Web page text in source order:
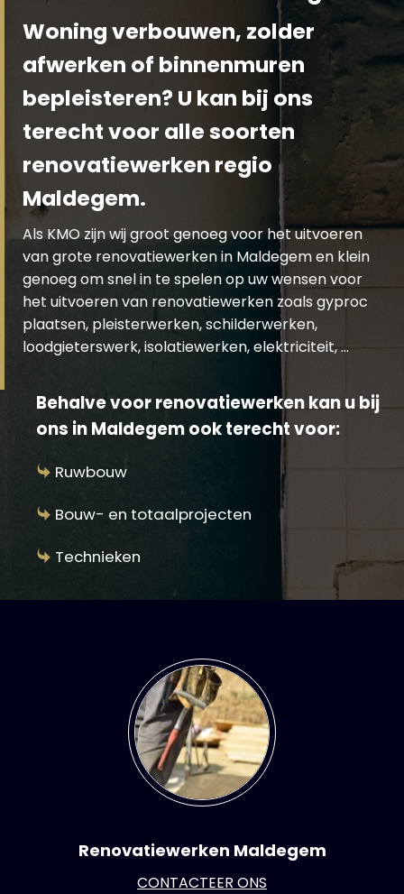
Woning verbouwen, zolder
afwerken of binnenmuren
bepleisteren? U kan bij ons
terecht voor alle soorten
renovatiewerken regio
Maldegem.
Als KMO zijn wij groot genoeg voor het uitvoeren
van grote renovatiewerken in Maldegem en klein
genoeg om snel in te spelen op uw wensen voor
het uitvoeren van renovatiewerken zoals gyproc
plaatsen, pleisterwerken, schilderwerken,
loodgieterswerk, isolatiewerken, elektriciteit, …
Behalve voor renovatiewerken kan u bij
ons in Maldegem ook terecht voor:
Ruwbouw
Bouw- en totaalprojecten
Technieken
Renovatiewerken Maldegem
CONTACTEER ONS